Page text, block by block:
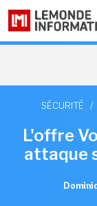
SÉCURITÉ /
L'offre
attaque